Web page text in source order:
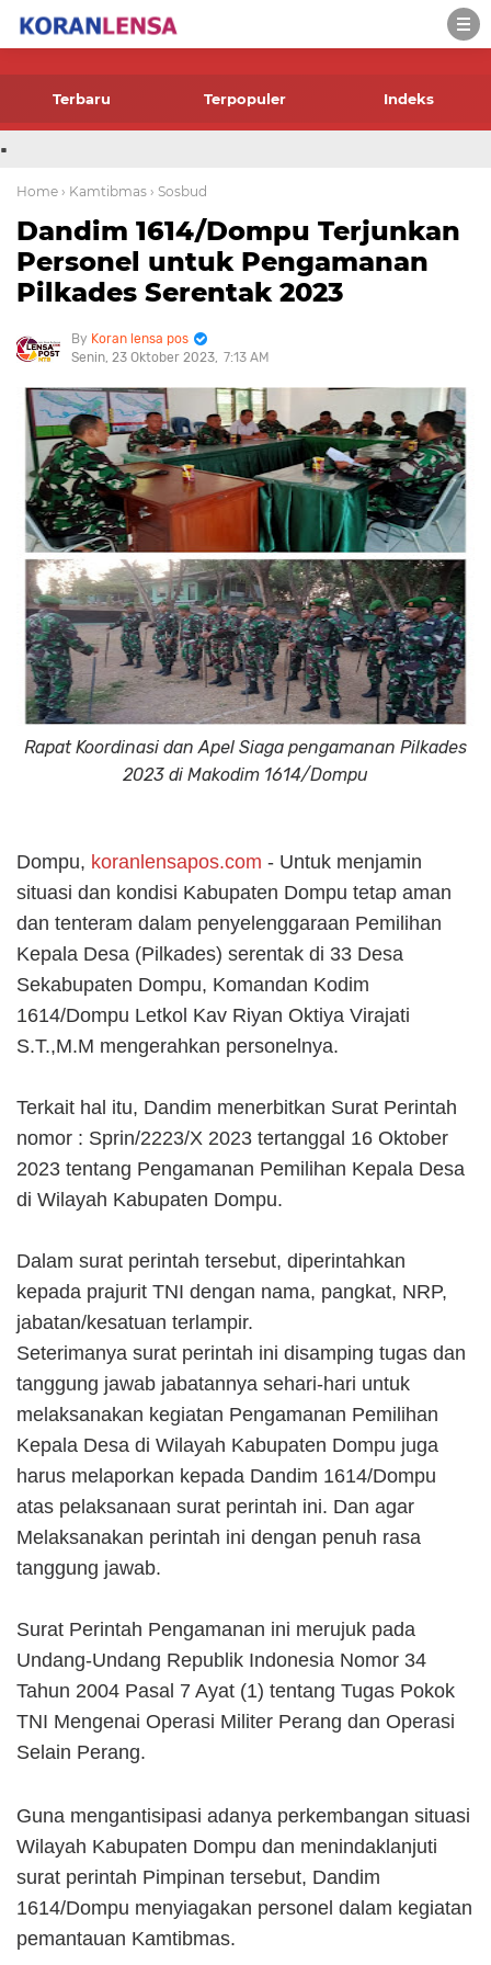
-->
Terbaru Terpopuler Indeks
.
Home › Kamtibmas › Sosbud
Dandim 1614/Dompu Terjunkan
Personel untuk Pengamanan
Pilkades Serentak 2023
Koran lensa pos
Senin, 23 Oktober 2023 7:13 AM
Rapat Koordinasi dan Apel Siaga pengamanan Pilkades
2023 di Makodim 1614/Dompu
Dompu, koranlensapos.com - Untuk menjamin
situasi dan kondisi Kabupaten Dompu tetap aman
dan tenteram dalam penyelenggaraan Pemilihan
Kepala Desa (Pilkades) serentak di 33 Desa
Sekabupaten Dompu, Komandan Kodim
1614/Dompu Letkol Kav Riyan Oktiya Virajati
S.T.,M.M mengerahkan personelnya.
Terkait hal itu, Dandim menerbitkan Surat Perintah
nomor : Sprin/2223/X 2023 tertanggal 16 Oktober
2023 tentang Pengamanan Pemilihan Kepala Desa
di Wilayah Kabupaten Dompu.
Dalam surat perintah tersebut, diperintahkan
kepada prajurit TNI dengan nama, pangkat, NRP,
jabatan/kesatuan terlampir.
Seterimanya surat perintah ini disamping tugas dan
tanggung jawab jabatannya sehari-hari untuk
melaksanakan kegiatan Pengamanan Pemilihan
Kepala Desa di Wilayah Kabupaten Dompu juga
harus melaporkan kepada Dandim 1614/Dompu
atas pelaksanaan surat perintah ini. Dan agar
Melaksanakan perintah ini dengan penuh rasa
tanggung jawab.
Surat Perintah Pengamanan ini merujuk pada
Undang-Undang Republik Indonesia Nomor 34
Tahun 2004 Pasal 7 Ayat (1) tentang Tugas Pokok
TNI Mengenai Operasi Militer Perang dan Operasi
Selain Perang.
Guna mengantisipasi adanya perkembangan situasi
Wilayah Kabupaten Dompu dan menindaklanjuti
surat perintah Pimpinan tersebut, Dandim
1614/Dompu menyiagakan personel dalam kegiatan
pemantauan Kamtibmas.